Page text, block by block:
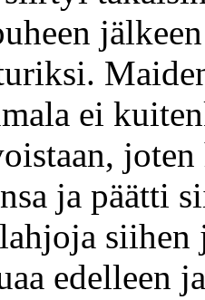
ei
ja päätti
siihen
edelleen